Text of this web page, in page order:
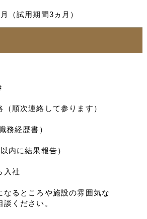
（試用期間3ヵ月）
順次連絡して参ります）
務経歴書）
内に結果報告）
入社
るところや施設の雰囲気な
ください。